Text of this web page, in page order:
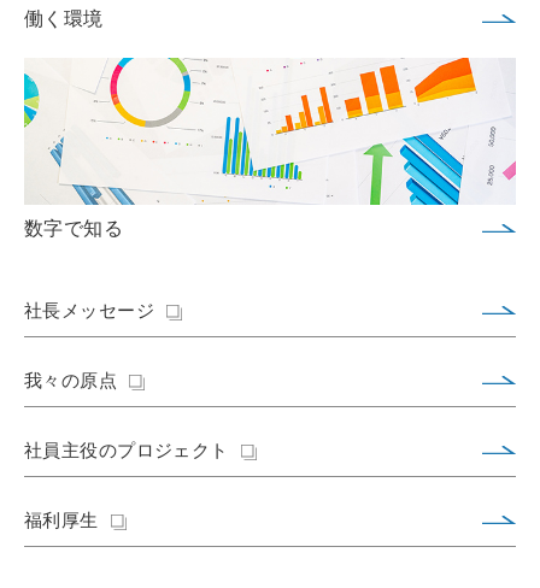
働く環境
数字で知る
社長メッセージ
我々の原点
社員主役のプロジェクト
福利厚生